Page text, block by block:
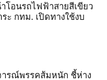
โอนรถไฟฟ้าสายสีเขียว
ะ กทม. เปิดทางใช้งบ
ารณ์พรรคส้มหนัก ชี้ห่าง